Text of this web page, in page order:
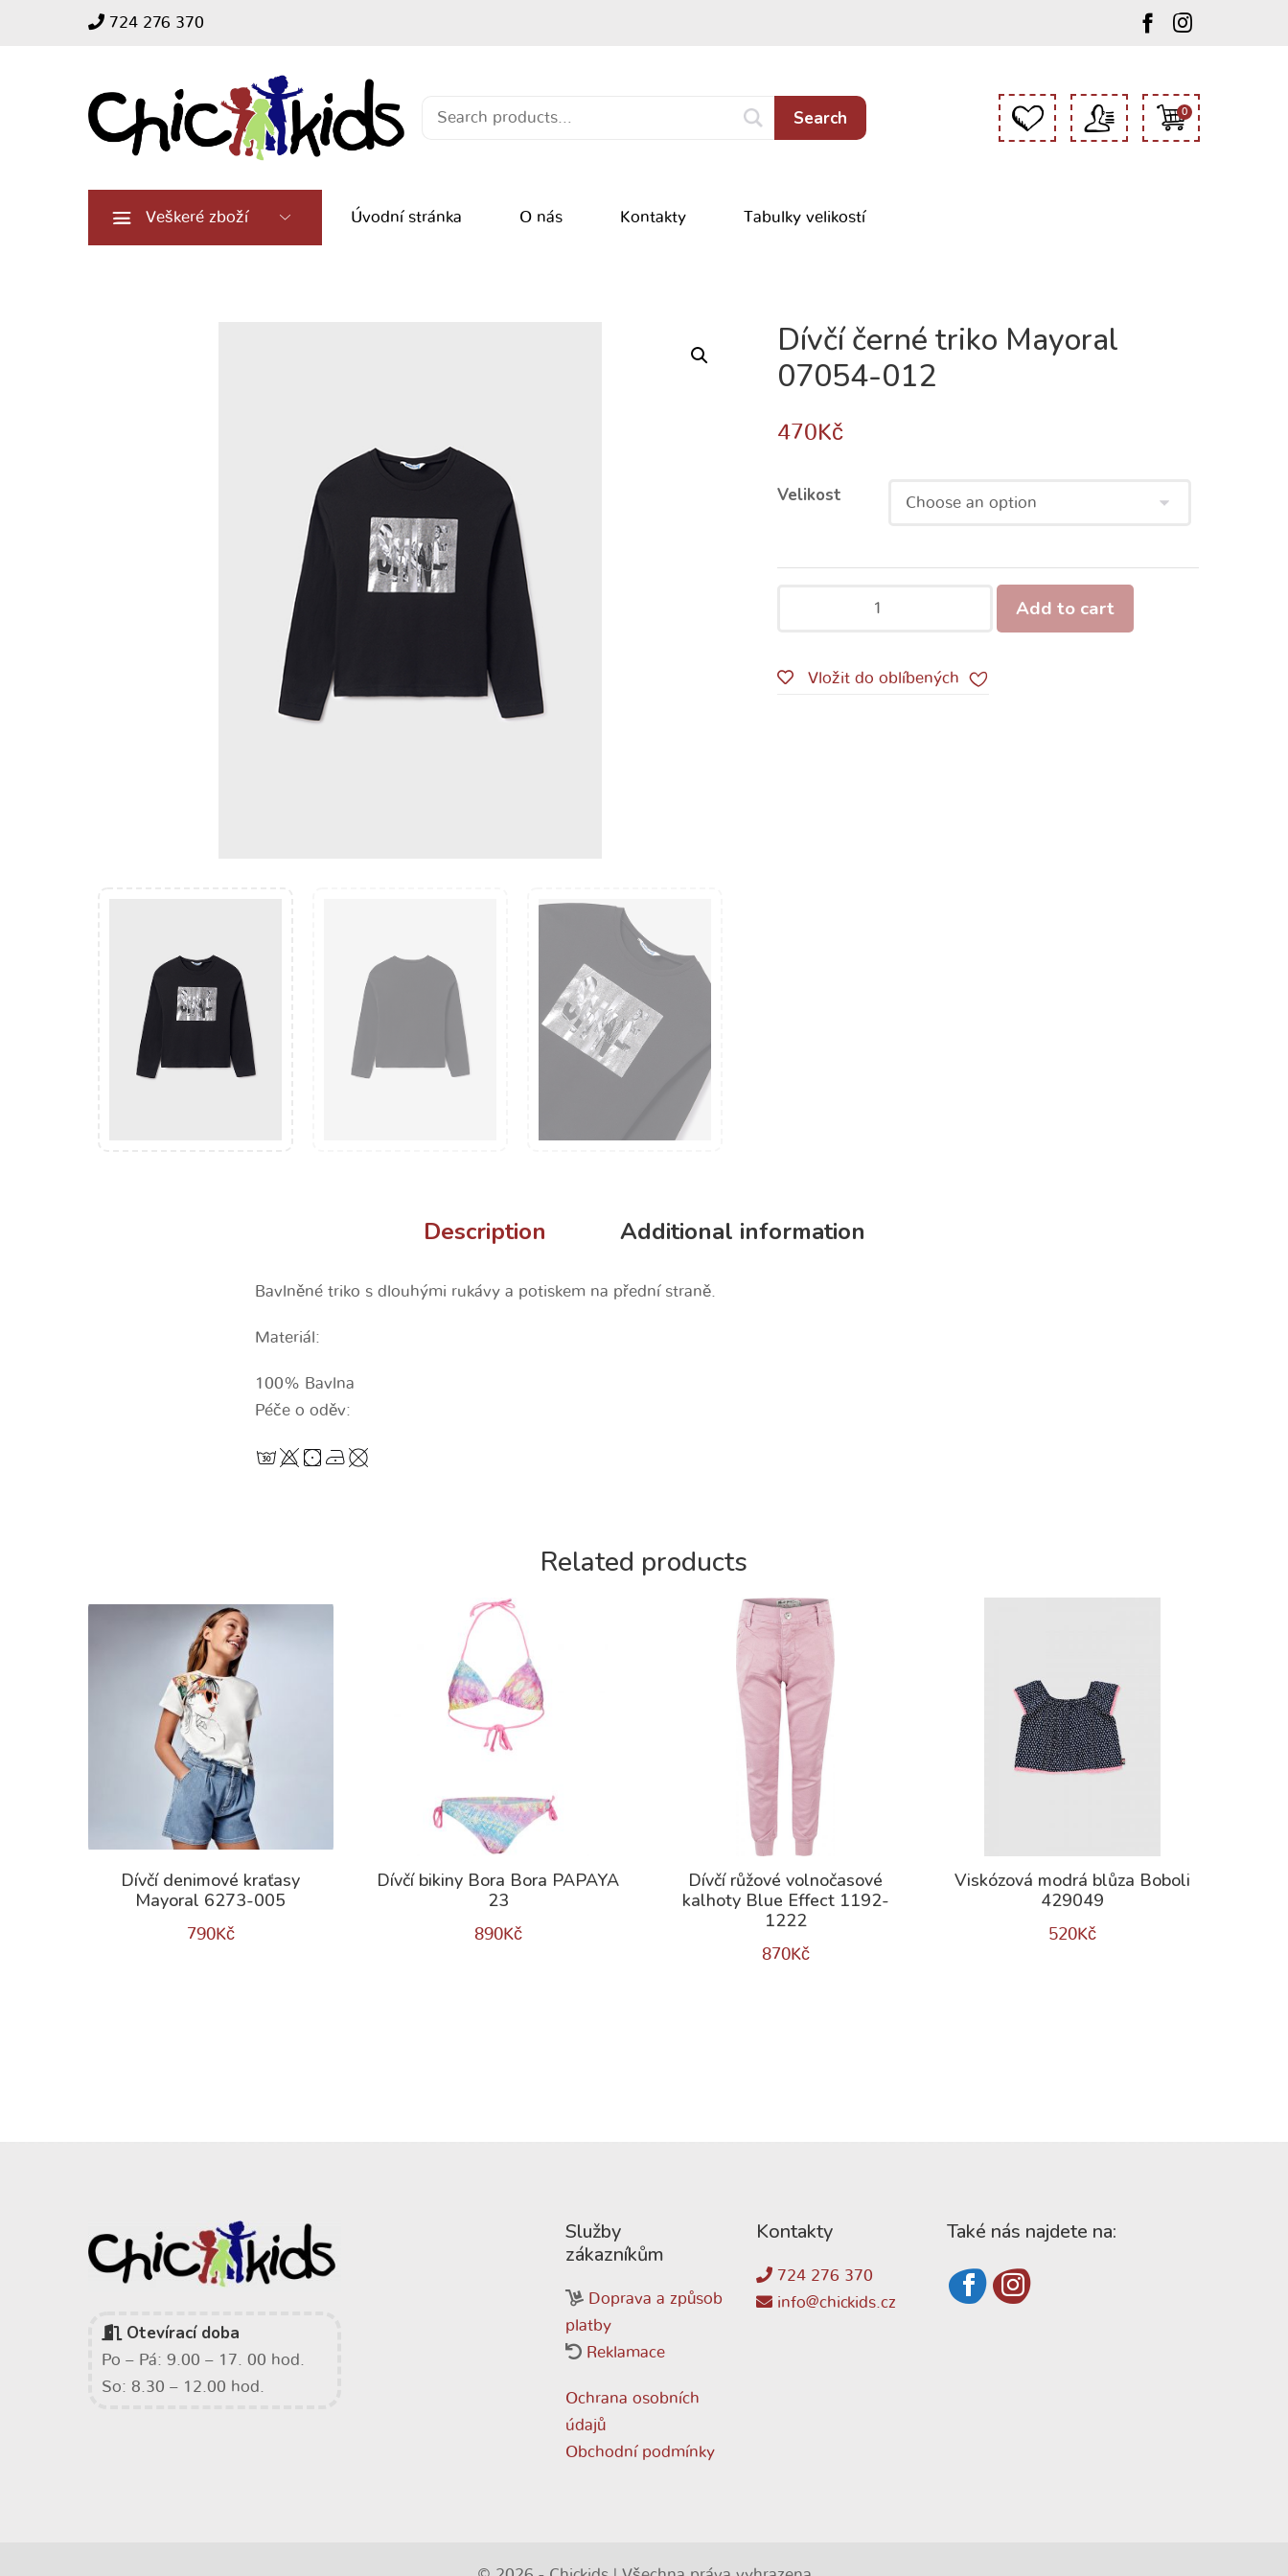
724 276 370
Search 0
Veškeré zboží Úvodní stránka O nás Kontakty Tabulky velikostí
Dívčí černé triko Mayoral
07054-012
470Kč
Velikost
Add to cart
Vložit do oblíbených
Description Additional information
Bavlněné triko s dlouhými rukávy a potiskem na přední straně.
Materiál:
100% Bavlna
Péče o oděv:
Related products
Dívčí denimové kraťasy
Mayoral 6273-005
790Kč
Dívčí bikiny Bora Bora PAPAYA
23
890Kč
Dívčí růžové volnočasové
kalhoty Blue Effect 1192-
1222
870Kč
Viskózová modrá blůza Boboli
429049
520Kč
Otevírací doba
Po – Pá: 9.00 – 17. 00 hod.
So: 8.30 – 12.00 hod.
Služby
zákazníkům
Doprava a způsob
platby
Reklamace
Ochrana osobních
údajů
Obchodní podmínky
Kontakty
724 276 370
info@chickids.cz
Také nás najdete na: